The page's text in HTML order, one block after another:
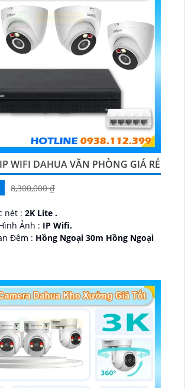
WIFI DAHUA VĂN PHÒNG GIÁ RẺ
8,300,000 ₫
nét : 2K Lite .
🌠 Công Nghệ Hình Ảnh : IP Wifi.
❈ Tầm Nhìn Ban Đêm : Hồng Ngoại 30m Hồng Ngoại